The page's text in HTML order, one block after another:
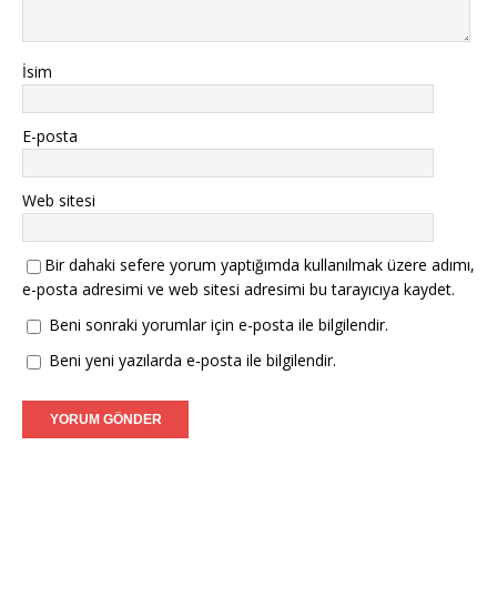
İsim
E-posta
Web sitesi
Bir dahaki sefere yorum yaptığımda kullanılmak üzere adımı,
e-posta adresimi ve web sitesi adresimi bu tarayıcıya kaydet.
Beni sonraki yorumlar için e-posta ile bilgilendir.
Beni yeni yazılarda e-posta ile bilgilendir.